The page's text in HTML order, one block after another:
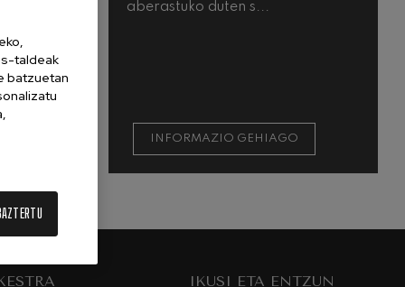
aberastuko duten s...
INFORMAZIO GEHIAGO
IKUSI ETA ENTZUN
taldeak
batzuetan